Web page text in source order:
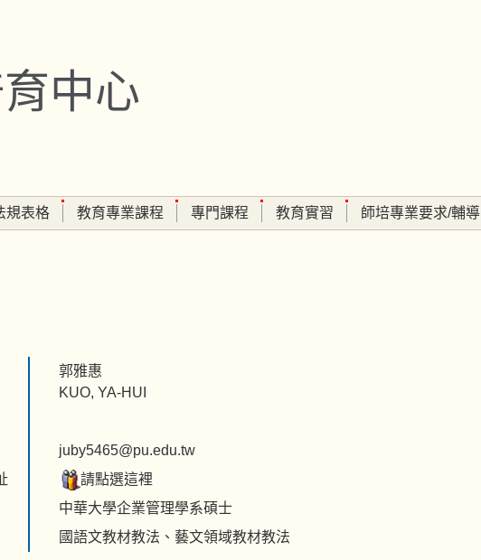
中心
規表格 教育專業課程 專門課程 教育實習 師培專業要求/輔導
郭雅惠
KUO, YA-HUI
juby5465@pu.edu.tw
請點選這裡
中華大學企業管理學系碩士
國語文教材教法、藝文領域教材教法